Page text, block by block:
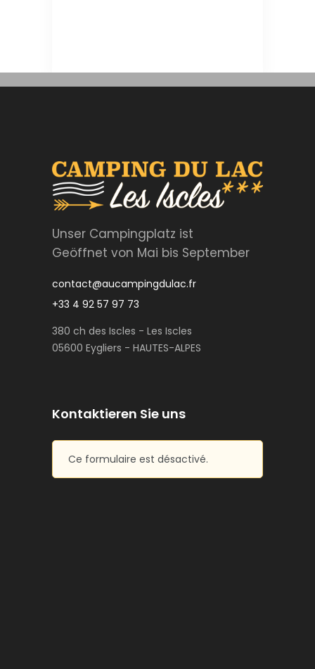
Unser Campingplatz ist
Geöffnet von Mai bis September
contact@aucampingdulac.fr
+33 4 92 57 97 73
380 ch des Iscles - Les Iscles
05600 Eygliers - HAUTES-ALPES
Kontaktieren Sie uns
Ce formulaire est désactivé.